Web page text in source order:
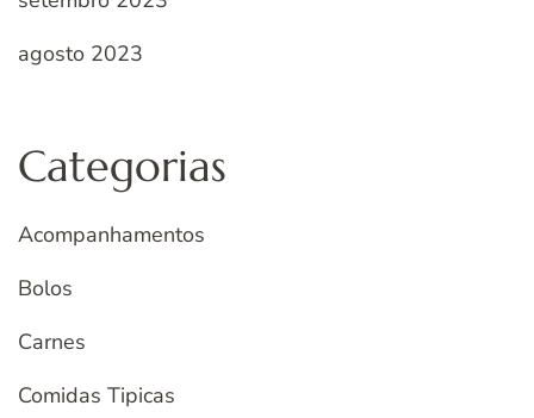
agosto 2023
Categorias
Acompanhamentos
Bolos
Carnes
Comidas Tipicas